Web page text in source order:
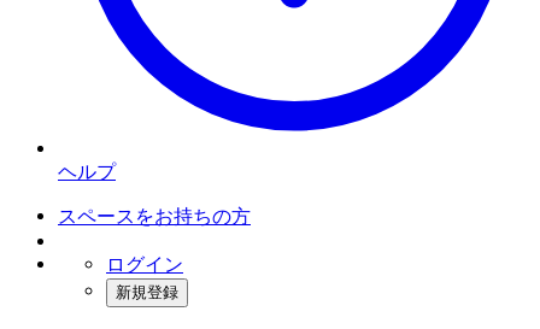
ヘルプ
スペースをお持ちの方
ログイン
新規登録